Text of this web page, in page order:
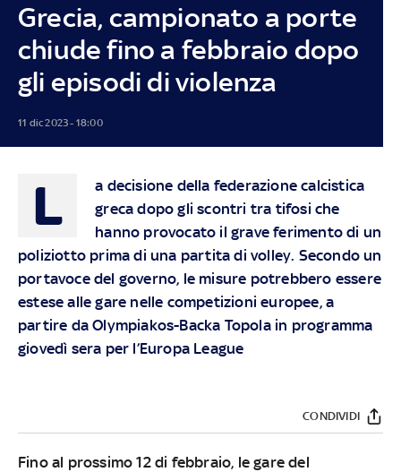
Grecia, campionato a porte
chiude fino a febbraio dopo
gli episodi di violenza
11 dic 2023 - 18:00
L
a decisione della federazione calcistica
greca dopo gli scontri tra tifosi che
hanno provocato il grave ferimento di un
poliziotto prima di una partita di volley. Secondo un
portavoce del governo, le misure potrebbero essere
estese alle gare nelle competizioni europee, a
partire da Olympiakos-Backa Topola in programma
giovedì sera per l’Europa League
CONDIVIDI
Fino al prossimo 12 di febbraio, le gare del